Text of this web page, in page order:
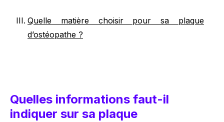
Quelle matière choisir pour sa plaque
d’ostéopathe ?
Quelles informations faut-il
indiquer sur sa plaque